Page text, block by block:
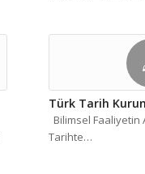
Türk Tarih
Bilimsel Faaliyetin
Tarihte…